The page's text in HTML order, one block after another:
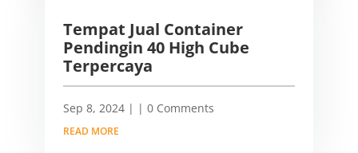
Tempat Jual Container
Pendingin 40 High Cube
Terpercaya
Sep 8, 2024| | 0 Comments
READ MORE